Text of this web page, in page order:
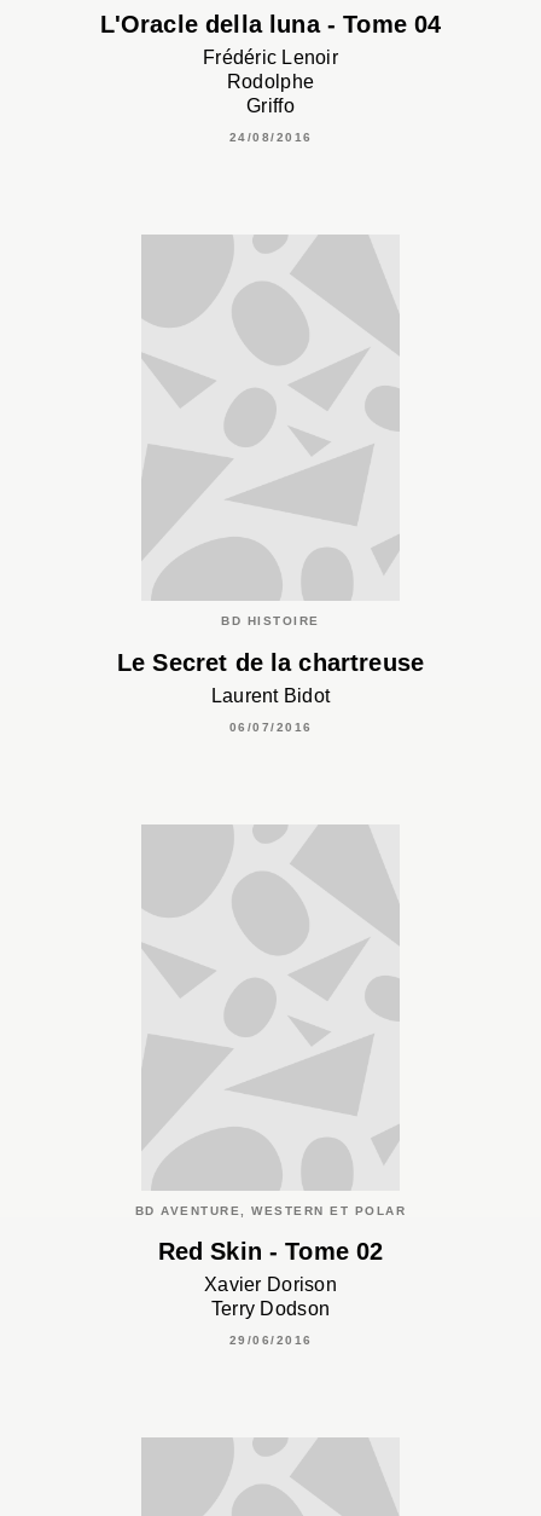
L'Oracle della luna - Tome 04
Frédéric Lenoir
Rodolphe
Griffo
24/08/2016
BD HISTOIRE
Le Secret de la chartreuse
Laurent Bidot
06/07/2016
BD AVENTURE, WESTERN ET POLAR
Red Skin - Tome 02
Xavier Dorison
Terry Dodson
29/06/2016